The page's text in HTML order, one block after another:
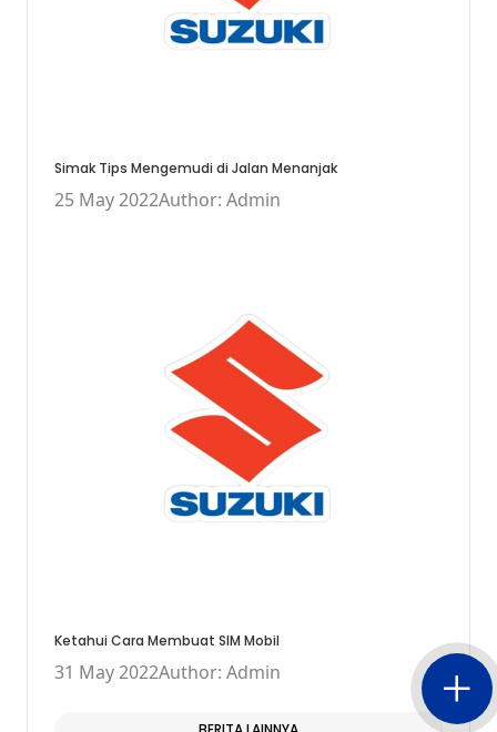
Simak Tips Mengemudi di Jalan Menanjak
25 May 2022Author: Admin
Ketahui Cara Membuat SIM Mobil
31 May 2022Author: Admin